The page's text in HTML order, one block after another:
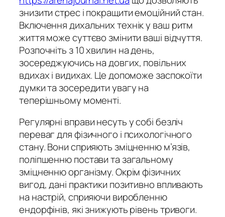
знизити стрес і покращити емоційний стан.
Включення дихальних технік у ваш ритм
життя може суттєво змінити ваші відчуття.
Розпочніть з 10 хвилин на день,
зосереджуючись на довгих, повільних
вдихах і видихах. Це допоможе заспокоїти
думки та зосередити увагу на
теперішньому моменті.
Регулярні вправи несуть у собі безліч
переваг для фізичного і психологічного
стану. Вони сприяють зміцненню м’язів,
поліпшенню постави та загальному
зміцненню організму. Окрім фізичних
вигод, дані практики позитивно впливають
на настрій, сприяючи виробленню
ендорфінів, які знижують рівень тривоги.